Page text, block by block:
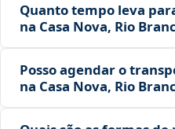
Quanto tempo leva
na Casa Nova, Rio
Posso agendar o
na Casa Nova, Rio